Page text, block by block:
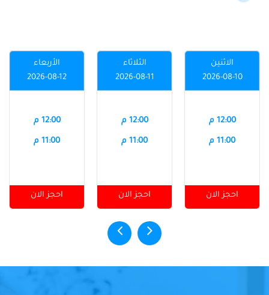
الاثنين
2026-08-10
12:00 م
11:00 م
احجز الان
الثلاثاء
2026-08-11
12:00 م
11:00 م
احجز الان
الأربعاء
2026-08-12
12:00 م
11:00 م
احجز الان